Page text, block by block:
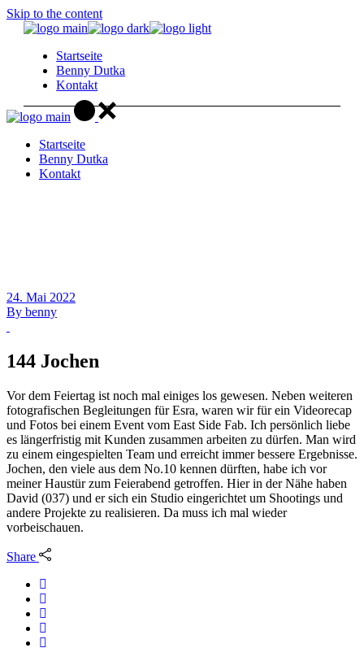
Skip to the content
Startseite
Benny Dutka
Kontakt
Startseite
Benny Dutka
Kontakt
24. Mai 2022
By benny
144 Jochen
Vor dem Feiertag ist noch mal einiges los gewesen. Neben weiteren
fotografischen Begleitungen für Esra, waren wir für ein Videorecap
und Fotos bei einem Event vom East Side Fab. Ich persönlich liebe
es längerfristig mit Kunden zusammen arbeiten zu dürfen. Man wird
zu einem eingespielten Team und erreicht immer bessere Ergebnisse.
Jochen, den viele aus dem No.10 kennen dürften, habe ich vor
meiner Haustür zum Feierabend getroffen. Hier in der Nähe haben
David (037) und er sich ein Studio eingerichtet um Shootings und
andere Projekte zu realisieren. Da muss ich mal wieder
vorbeischauen.
Share